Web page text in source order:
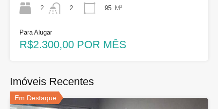
2 2 95 M²
Para Alugar
R$2.300,00 POR MÊS
Imóveis Recentes
Em Destaque